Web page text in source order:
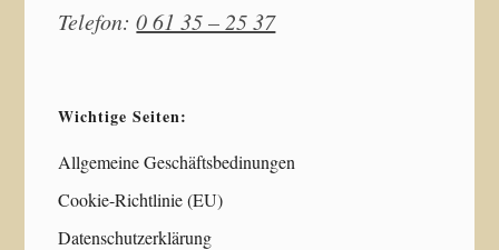
Telefon:0 61 35 – 25 37
Wichtige Seiten:
Allgemeine Geschäftsbedinungen
Cookie-Richtlinie (EU)
Datenschutzerklärung